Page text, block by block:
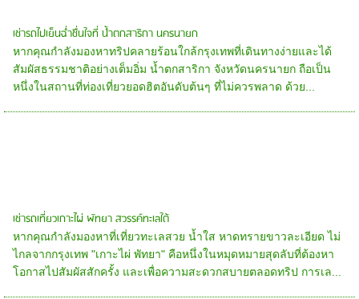
เช่ารถไปเย็นฉ่ำชื่นใจที่ น้ำตกสาริกา นครนายก
หากคุณกำลังมองหาทริปคลายร้อนใกล้กรุงเทพที่เดินทางง่ายและได้
สัมผัสธรรมชาติอย่างเต็มอิ่ม น้ำตกสาริกา จังหวัดนครนายก ถือเป็น
หนึ่งในสถานที่ท่องเที่ยวยอดฮิตอันดับต้นๆ ที่ไม่ควรพลาด ด้วย...
เช่ารถเที่ยวเกาะไผ่ พัทยา สวรรค์ทะเลใต้
หากคุณกำลังมองหาที่เที่ยวทะเลสวย น้ำใส หาดทรายขาวละเอียด ไม่
ไกลจากกรุงเทพ "เกาะไผ่ พัทยา" คือหนึ่งในหมุดหมายสุดลับที่ต้องหา
โอกาสไปสัมผัสสักครั้ง และเพื่อความสะดวกสบายตลอดทริป การเล...